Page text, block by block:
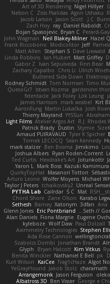
Nigel Hillyer
Art of 3D Rendering
Agon Ushaku
Zisis Psalidas
Nelson C
J.C.
Jason Scott
Jacob Larson
Daniel Raboldt
ray
Zach Hoy
Perard-
Bryan C
Bojan Spasojevic
Hazel
Neil Blakey-Milner
John Wagman
Jeff
Modicolitor
Frank Riccobono
Dave Liewald
Stephan S
Matt Allen
Matt Griffey
Ian Hubert
Linda Robbins
Finn Bear
Ivan Sepulveda
Gabor Z
Ulrich
Chris Li
Zachary Capalbo
Buttered Side Down
Timo
Tom Norman
Rodney Schmidt
gardeninn
Istvan Kozma
QuesoGr7
Lök Leung
Jack Foley
fxtentacle
Kirt
mark wrabel
James Harrison
Josh
Martin Lukačka
AaronFung
YYSSun
Thierry Mayrand
R.J. Rhodes
Atelier Argos Art
Light Films
Stymie
Dustin
Patrick Brady
Tyler K Spicher
Arnaud PUIRAVAUD
Sean Kennedy
Tomek LECOCQ
Jimikimo
Ben Bosma
mark stalzer
Ryan Roden-Corrent
Joshua Albers
Jotunkottr
Hexdrake's Art
Ted Curtis
Kazuki Kamimura
Mark Boss
Yaron L.
Masanori Tottori
QuirkyTopHat
Michael
Wolfer Moyens
Arturo Leone
Unreal Sensei
tchaikovsky2
Taylor J Peters
Mat
S C
Cailrdar
PYTHA Lab
Karabo
Zane Olson
Chord Shore
Aria
3dfan
Xatonym
Barney
Sethesh
Seth //
Eric Pontbriand
Glenn Jones
Eugene
Fiona Margrie
Alan Daniels
Paul Dolzall
Wolf Daw
kyleboze
Stephen
Aximmetry Technologies
Ada Rose Cannon
Jonathan Brandt
Szabolcs Dombi
Kim Vitkus
Bryan Halcott
Glyph
pk
Nathaniel E Bell
Benita Winckler
Algot
Trag1cHaze
KaiCee
Kurt Wilson
charamath
Jakob Stolz
YeGrayHound
Jason Ferguson
Arrangemonk
George e
Ben Visser
Albatross 3D